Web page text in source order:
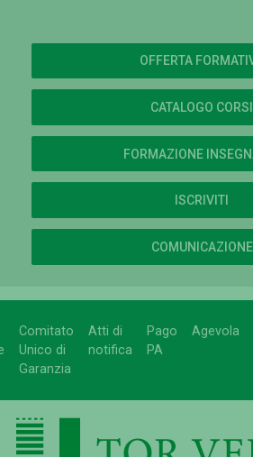
OFFERTA
CATALOGO CORSI
FORMAZIONE
ISCRIVITI
COMUNICAZIONE
Comitato
Unico di
Garanzia
Atti di
notifica
Pago
PA
Agevola